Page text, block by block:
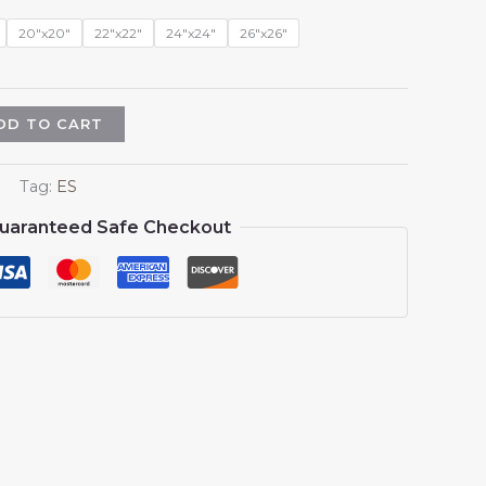
through
20"x20" 22"x22" 24"x24" 26"x26"
TO CART
Tag: ES
Safe Checkout